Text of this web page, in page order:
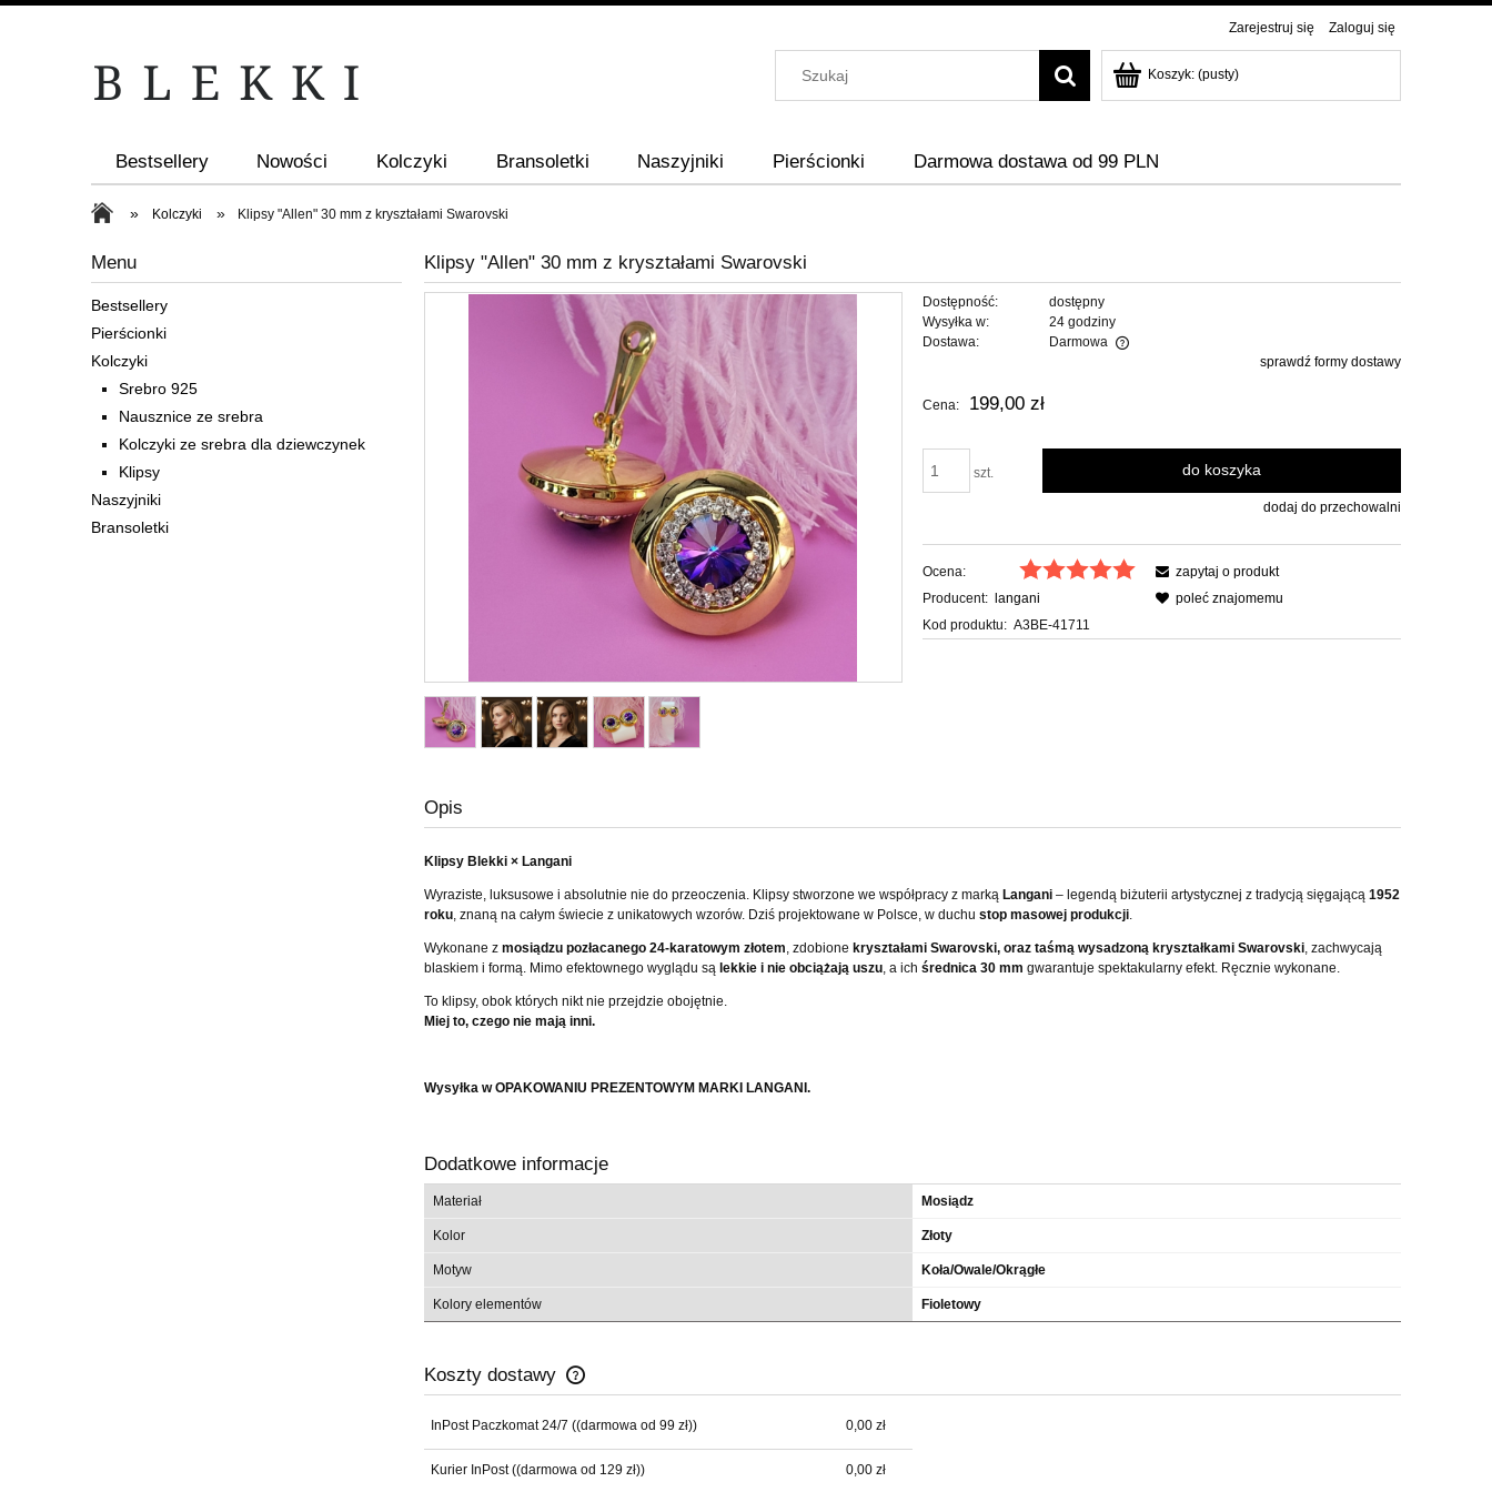
Zarejestruj się Zaloguj się
Koszyk: (pusty)
Bestsellery Nowości Kolczyki Bransoletki Naszyjniki Pierścionki Darmowa dostawa od 99 PLN
» Kolczyki » Klipsy "Allen" 30 mm z kryształami Swarovski
Menu
Bestsellery
Pierścionki
Kolczyki
Srebro 925
Nausznice ze srebra
Kolczyki ze srebra dla dziewczynek
Klipsy
Naszyjniki
Bransoletki
Klipsy "Allen" 30 mm z kryształami Swarovski
Dostępność:
dostępny
Wysyłka w:
24 godziny
Dostawa:
Darmowa
płatności
sprawdź formy dostawy
Cena: 199,00 zł
szt. do koszyka
dodaj do przechowalni
Ocena:
Producent:
langani
Kod produktu: A3BE-41711
zapytaj o produkt
poleć znajomemu
Opis
Klipsy Blekki × Langani
Wyraziste, luksusowe i absolutnie nie do przeoczenia. Klipsy stworzone we współpracy z marką Langani – legendą biżuterii artystycznej z tradycją sięgającą 1952
roku , znaną na całym świecie z unikatowych wzorów. Dziś projektowane w Polsce, w duchu stop masowej produkcji
Wykonane z mosiądzu pozłacanego 24-karatowym złotem , zdobione kryształami Swarovski, oraz taśmą wysadzoną kryształkami Swarovski , zachwycają
blaskiem i formą. Mimo efektownego wyglądu są lekkie i nie obciążają uszu , a ich średnica 30 mm gwarantuje spektakularny efekt. Ręcznie wykonane.
To klipsy, obok których nikt nie przejdzie obojętnie.
Miej to, czego nie mają inni.
Wysyłka w OPAKOWANIU PREZENTOWYM MARKI LANGANI.
Dodatkowe informacje
Materiał Mosiądz
Kolor Złoty
Motyw Koła/Owale/Okrągłe
Kolory elementów Fioletowy
Koszty dostawy
Cena nie zawiera ewentualnych kosztów
płatności
InPost Paczkomat 24/7 ((darmowa od 99 zł)) 0,00 zł
Kurier InPost((darmowa od 129 zł)) 0,00 zł